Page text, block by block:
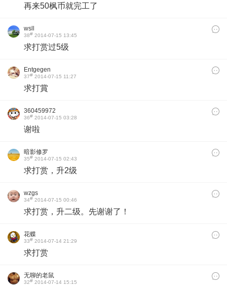
再来50枫币就完工了
wsll
38# 2014-07-15 13:45
求打赏过5级
Entgegen
37# 2014-07-15 11:27
求打賞
360459972
36# 2014-07-15 03:28
谢啦
暗影修罗
35# 2014-07-15 02:43
求打赏，升2级
wzgs
34# 2014-07-15 00:46
求打赏，升二级。 先谢谢了！
花蝶
33# 2014-07-14 21:29
求打赏
无聊的老鼠
32# 2014-07-14 15:15